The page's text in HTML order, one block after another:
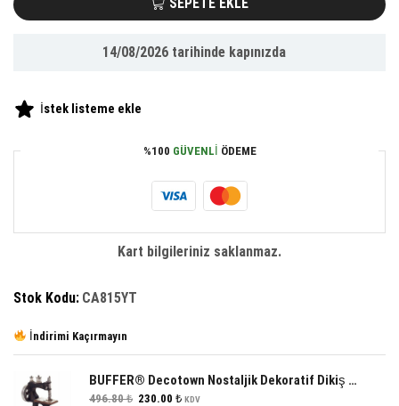
Yapışkanlı
Mutfak
adet
SEPETE EKLE
14/08/2026 tarihinde kapınızda
İstek listeme ekle
%100 GÜVENLI ÖDEME
Kart bilgileriniz saklanmaz.
Stok Kodu: CA815YT
İndirimi Kaçırmayın
BUFFER® Decotown Nostaljik Dekoratif Dikiş Makinesi Biblo Süs Eşyası
496.80₺ Orijinal
230.00 ₺Şu
KDV